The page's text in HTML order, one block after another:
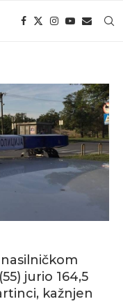
jurio 164,5
kažnjen